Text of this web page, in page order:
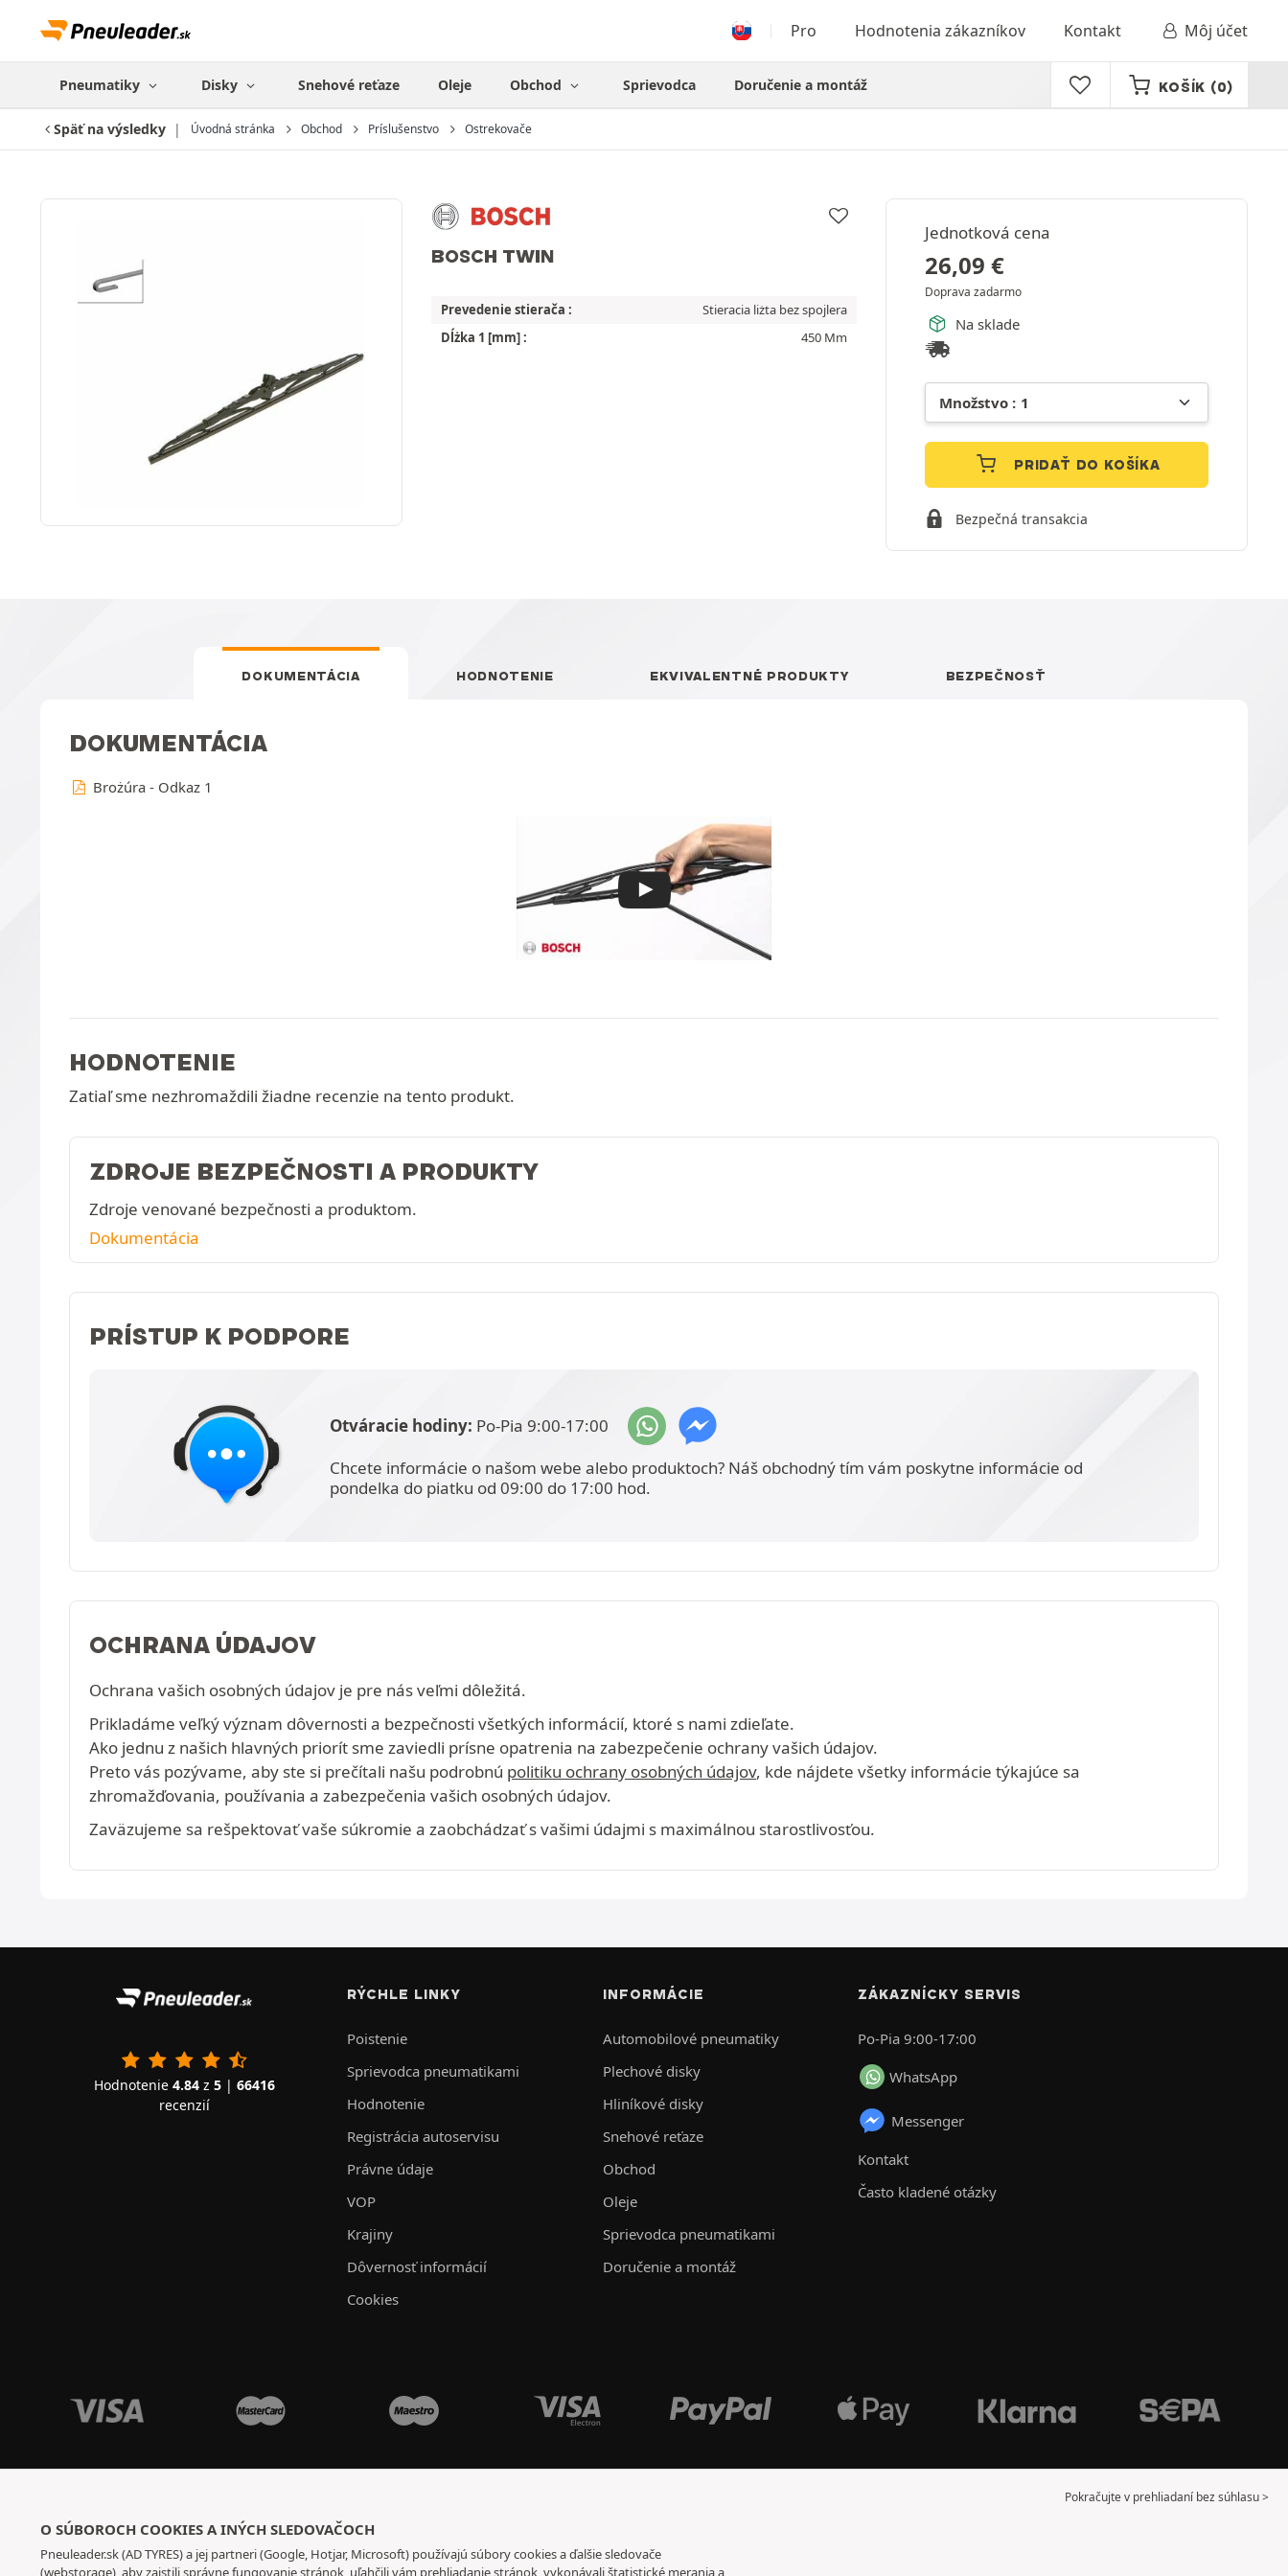
Pro Hodnotenia zákazníkov Kontakt Môj účet
Pneumatiky Disky Snehové reťaze Oleje Obchod Sprievodca Doručenie a montáž KOŠÍK (0)
Späť na výsledky Úvodná stránka Obchod Príslušenstvo Ostrekovače
BOSCH TWIN
Jednotková cena
26,09 €
Doprava zadarmo
Na sklade
PRIDAŤ DO KOŠÍKA
Bezpečná transakcia
Prevedenie stierača :
Stieracia liżta bez spojlera
Dĺżka 1 [mm] :
450 Mm
DOKUMENTÁCIA HODNOTENIE EKVIVALENTNÉ PRODUKTY BEZPEČNOSŤ
DOKUMENTÁCIA
Brożúra - Odkaz 1
HODNOTENIE
Zatiaľ sme nezhromaždili žiadne recenzie na tento produkt.
ZDROJE BEZPEČNOSTI A PRODUKTY
Zdroje venované bezpečnosti a produktom.
Dokumentácia
PRÍSTUP K PODPORE
Otváracie hodiny: Po-Pia 9:00-17:00
Chcete informácie o našom webe alebo produktoch? Náš obchodný tím vám poskytne informácie od
pondelka do piatku od 09:00 do 17:00 hod.
OCHRANA ÚDAJOV
Ochrana vašich osobných údajov je pre nás veľmi dôležitá.
Prikladáme veľký význam dôvernosti a bezpečnosti všetkých informácií, ktoré s nami zdieľate.
Ako jednu z našich hlavných priorít sme zaviedli prísne opatrenia na zabezpečenie ochrany vašich údajov.
Preto vás pozývame, aby ste si prečítali našu podrobnú politiku ochrany osobných údajov, kde nájdete všetky informácie týkajúce sa
zhromažďovania, používania a zabezpečenia vašich osobných údajov.
Zaväzujeme sa rešpektovať vaše súkromie a zaobchádzať s vašimi údajmi s maximálnou starostlivosťou.
Hodnotenie 4.84z 5| 66416
recenzií
RÝCHLE LINKY
Poistenie
Sprievodca pneumatikami
Hodnotenie
Registrácia autoservisu
Právne údaje
VOP
Krajiny
Dôvernosť informácií
Cookies
INFORMÁCIE
Automobilové pneumatiky
Plechové disky
Hliníkové disky
Snehové reťaze
Obchod
Oleje
Sprievodca pneumatikami
Doručenie a montáž
ZÁKAZNÍCKY SERVIS
Po-Pia 9:00-17:00
WhatsApp
Messenger
Kontakt
Často kladené otázky
Pokračujte v prehliadaní bez súhlasu >
O SÚBOROCH COOKIES A INÝCH SLEDOVAČOCH
Pneuleader.sk (AD TYRES) a jej partneri (Google, Hotjar, Microsoft) používajú súbory cookies a ďalšie sledovače
(webstorage), aby zaistili správne fungovanie stránok, uľahčili vám prehliadanie stránok, vykonávali štatistické merania a